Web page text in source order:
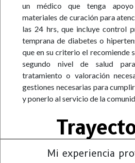
un médico que tenga
materiales de curación para
las 24 hrs, que incluye control
temprana de diabetes o
que en su criterio el recomiende
segundo nivel de salud
tratamiento o valoración
gestiones necesarias para
y ponerlo al servicio de la
Mi experiencia